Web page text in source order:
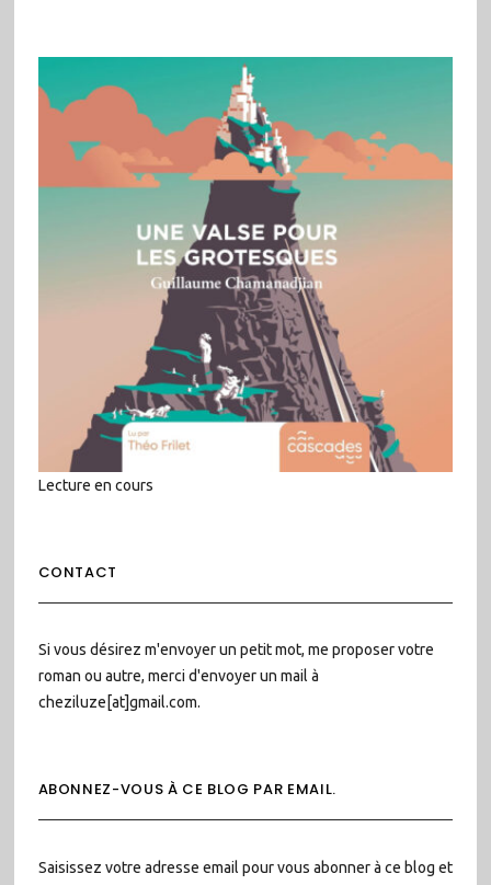
Lecture en cours
CONTACT
Si vous désirez m'envoyer un petit mot, me proposer votre
roman ou autre, merci d'envoyer un mail à
cheziluze[at]gmail.com.
ABONNEZ-VOUS À CE BLOG PAR EMAIL.
Saisissez votre adresse email pour vous abonner à ce blog et